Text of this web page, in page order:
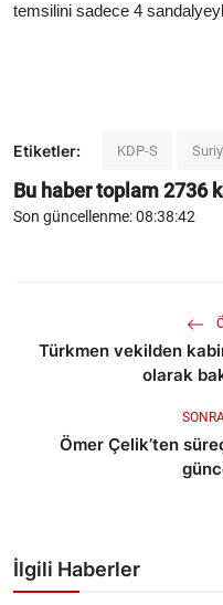
temsilini sadece 4
Etiketler: KDP-S
Bu haber toplam2736
Son güncellenme: 08:38:42
Türkmen vekilden
olarak
Ömer Çelik’ten
İlgili Haberler